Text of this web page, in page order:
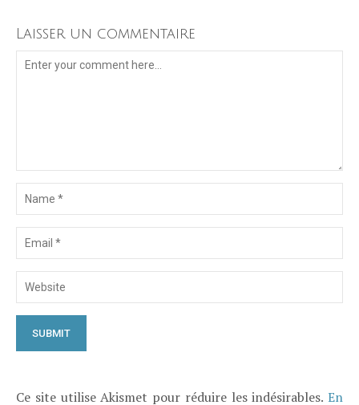
Laisser un commentaire
Ce site utilise Akismet pour réduire les indésirables. En